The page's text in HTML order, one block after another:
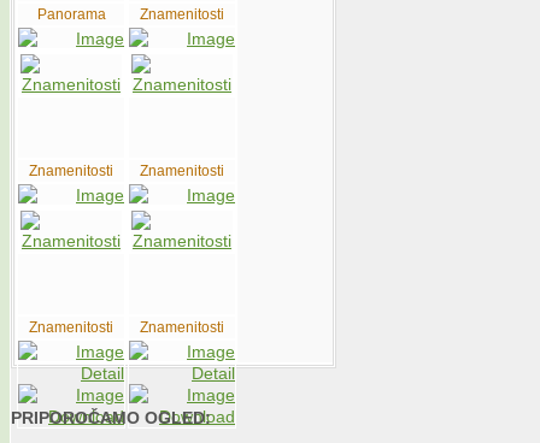
Panorama Znamenitosti
Znamenitosti Znamenitosti
Znamenitosti Znamenitosti
PRIPOROČAMO OGLED: